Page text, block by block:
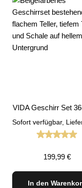
VIDA Geschirr Set
Regulärer
199,99 €
In den